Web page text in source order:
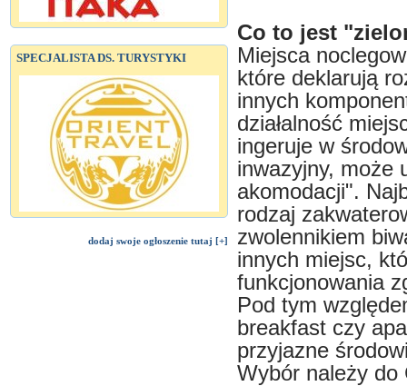
SPECJALISTA DS. TURYSTYKI
dodaj swoje ogłoszenie tutaj [+]
Co to jest
Miejsca
które deklarują
innych
działalność
ingeruje w
inwazyjny, może
akomodacji".
rodzaj
zwolennikiem
innych miejsc,
funkcjonowania
Pod tym
breakfast czy
przyjazne
Wybór należy do